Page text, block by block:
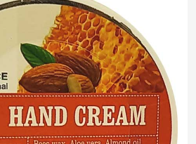
بگذارید.
کپی
لینک